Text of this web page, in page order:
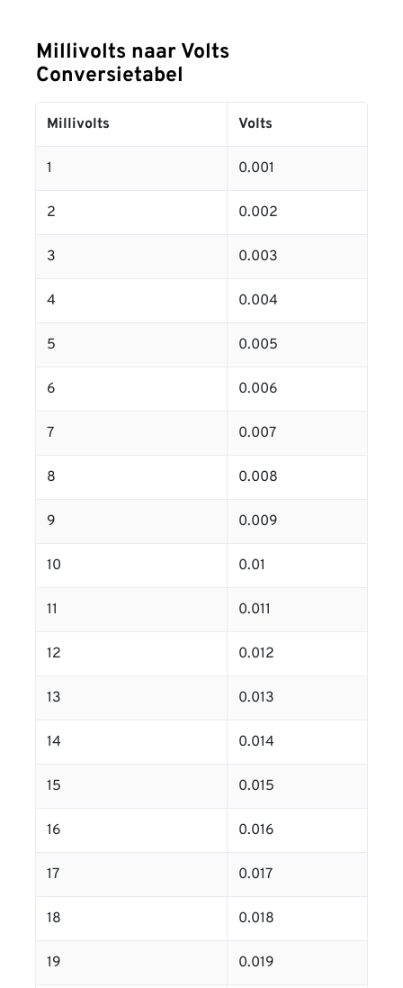
Millivolts naar Volts
Conversietabel
Millivolts Volts
1 0.001
2 0.002
3 0.003
4 0.004
5 0.005
6 0.006
7 0.007
8 0.008
9 0.009
10 0.01
11 0.011
12 0.012
13 0.013
14 0.014
15 0.015
16 0.016
17 0.017
18 0.018
19 0.019